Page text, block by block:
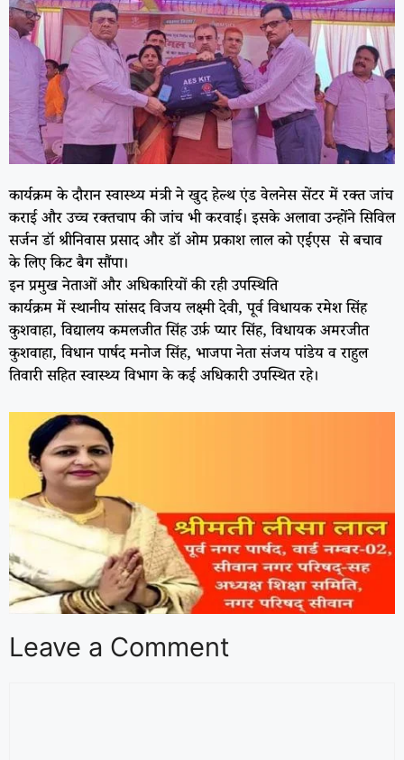
कार्यक्रम के दौरान स्वास्थ्य मंत्री ने खुद हेल्थ एंड वेलनेस सेंटर में रक्त जांच
कराई और उच्च रक्तचाप की जांच भी करवाई। इसके अलावा उन्होंने सिविल
सर्जन डॉ श्रीनिवास प्रसाद और डॉ ओम प्रकाश लाल को एईएस से बचाव
के लिए किट बैग सौंपा।
इन प्रमुख नेताओं और अधिकारियों की रही उपस्थिति
कार्यक्रम में स्थानीय सांसद विजय लक्ष्मी देवी, पूर्व विधायक रमेश सिंह
कुशवाहा, विद्यालय कमलजीत सिंह उर्फ़ प्यार सिंह, विधायक अमरजीत
कुशवाहा, विधान पार्षद मनोज सिंह, भाजपा नेता संजय पांडेय व राहुल
तिवारी सहित स्वास्थ्य विभाग के कई अधिकारी उपस्थित रहे।
Leave a Comment